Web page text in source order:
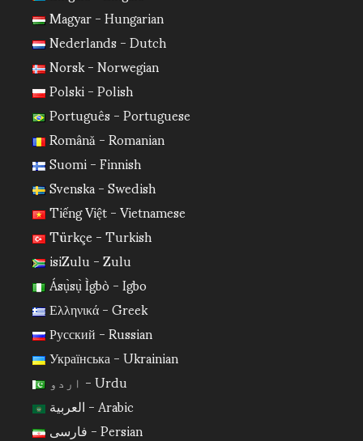
Magyar - Hungarian
Nederlands - Dutch
Norsk - Norwegian
Polski - Polish
Português - Portuguese
Română - Romanian
Suomi - Finnish
Svenska - Swedish
Tiếng Việt - Vietnamese
Türkçe - Turkish
isiZulu - Zulu
Ásụ̀sụ̀ Ìgbò - Igbo
Ελληνικά - Greek
Русский - Russian
Українська - Ukrainian
اردو - Urdu
العربية - Arabic
فارسی - Persian